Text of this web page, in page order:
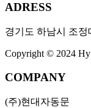
ADRESS
경기도 하남시 조정
Copyright © 2024
COMPANY
(주)현대자동문